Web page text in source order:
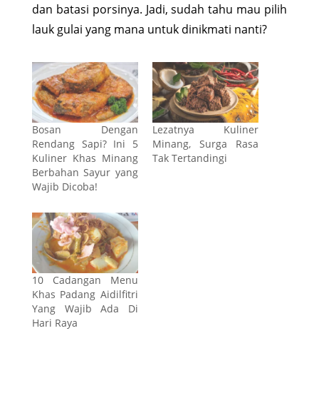
dan batasi porsinya. Jadi, sudah tahu mau pilih
lauk gulai yang mana untuk dinikmati nanti?
Bosan Dengan
Rendang Sapi? Ini 5
Kuliner Khas Minang
Berbahan Sayur yang
Wajib Dicoba!
Lezatnya Kuliner
Minang, Surga Rasa
Tak Tertandingi
10 Cadangan Menu
Khas Padang Aidilfitri
Yang Wajib Ada Di
Hari Raya